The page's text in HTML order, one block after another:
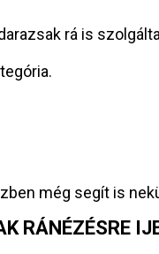
rá is
még segít is
RÁNÉZÉSRE